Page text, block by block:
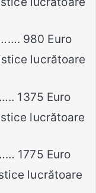
980 Euro
lucrătoare
1375 Euro
lucrătoare
1775 Euro
lucrătoare